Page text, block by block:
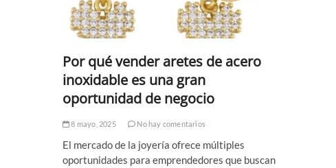
Por qué vender aretes de acero
inoxidable es una gran
oportunidad de negocio
8 mayo, 2025 No hay comentarios
El mercado de la joyería ofrece múltiples
oportunidades para emprendedores que buscan